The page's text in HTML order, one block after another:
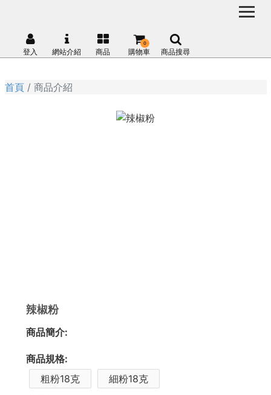
登入 網站介紹 商品 購物車
0
商品搜尋
首頁 商品介紹
辣椒粉
商品簡介:
商品規格:
粗粉18克
細粉18克